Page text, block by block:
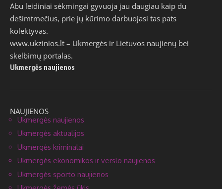
Abu leidiniai sėkmingai gyvuoja jau daugiau kaip du
dešimtmečius, prie jų kūrimo darbuojasi tas pats
kolektyvas.
www.ukzinios.lt – Ukmergės ir Lietuvos naujienų bei
skelbimų portalas.
Ukmergės naujienos
NAUJIENOS
Ukmergės naujienos
Ukmergės aktualijos
Ukmergės kriminalai
Ukmergės ekonomikos ir verslo naujienos
Ukmergės sporto naujienos